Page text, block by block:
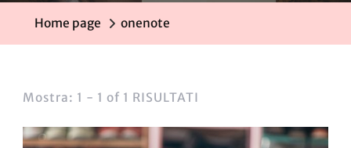
Home page onenote
Mostra: 1 - 1 of 1 RISULTATI